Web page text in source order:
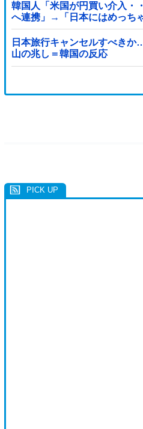
韓国人「米国が円買い介入・
へ連携」→「日本にはめっち
「ウォンも救ってくれ・・・
日本旅行キャンセルすべき
山の兆し＝韓国の反応